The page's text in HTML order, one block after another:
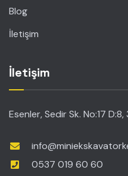
Blog
İletişim
İletişim
Esenler, Sedir Sk. No:17
0537 019 60 60